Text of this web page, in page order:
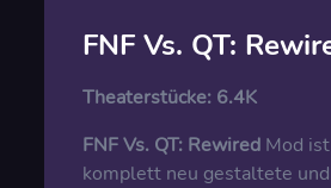
FNF Vs. QT:
Theaterstücke: 6.4K
FNF Vs. QT: RewiredMod
komplett neu gestaltete